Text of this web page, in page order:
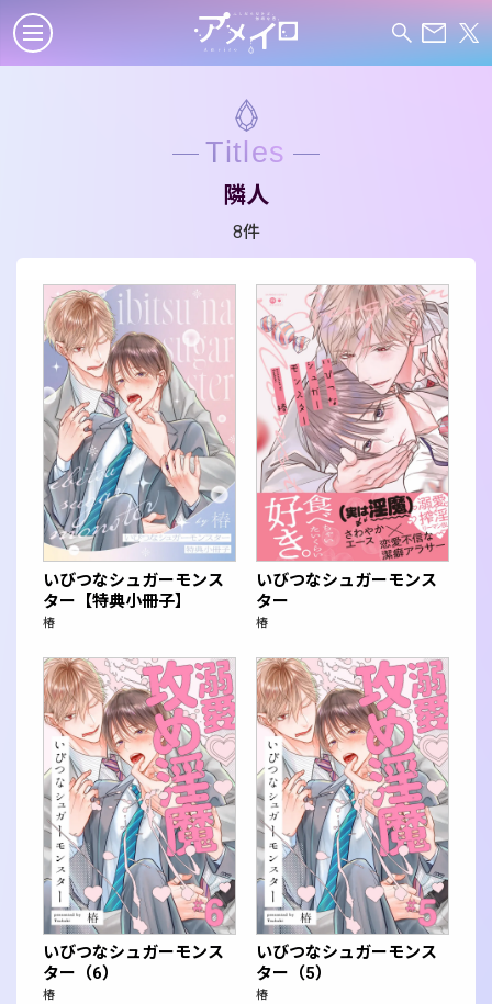
Titles
隣人
8件
いびつなシュガーモンス
ター【特典小冊子】
椿
いびつなシュガーモンス
ター
椿
いびつなシュガーモンス
ター（6）
椿
いびつなシュガーモンス
ター（5）
椿